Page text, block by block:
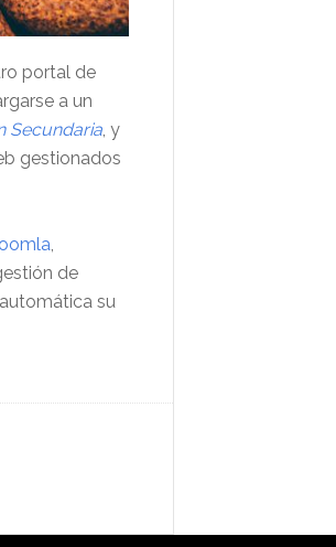
portal de
a un
Secundaria , y
gestionados
de
su